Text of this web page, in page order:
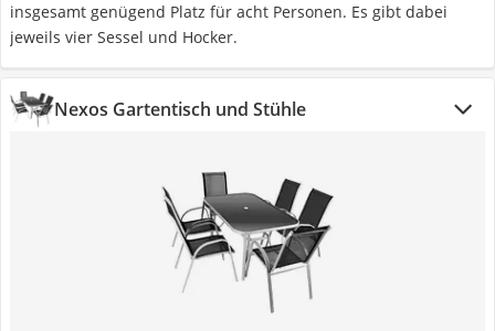
insgesamt genügend Platz für acht Personen. Es gibt dabei
jeweils vier Sessel und Hocker.
Nexos Gartentisch und Stühle